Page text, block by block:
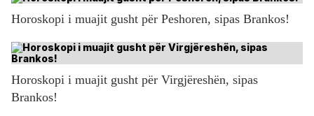
Horoskopi i muajit gusht për Peshoren, sipas Brankos!
Horoskopi i muajit gusht për Virgjëreshën, sipas
Brankos!